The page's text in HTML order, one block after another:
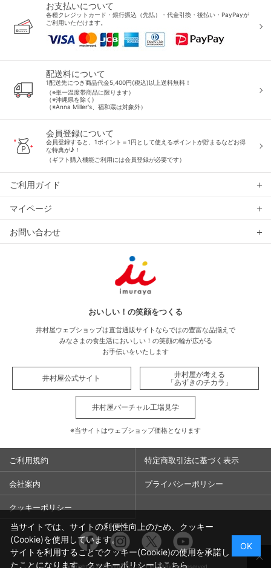
お支払いについて
各種クレジットカード・銀行振込（先払）・代金引換・後払い・PayPayが
ご利用いただけます。
配送料について
1配送先につき商品代金5,400円(税込)以上送料無料！
（※単一温度帯商品に限ります）
（※沖縄県を除く)
（※Anna Miller's、福和蔵は対象外）
会員登録について
会員登録すると、1ポイント＝1円として使えるポイントが貯まるなどお得
な特典が♪！
（ギフト購入機能ご利用には会員登録が必要です）
ご利用ガイド
マイページ
お問い合わせ
おいしい！の笑顔をつくる
井村屋ウェブショップは直営通販サイトならではの豊富な品揃えで
みなさまの食生活においしい！の笑顔の輪が広がる
お手伝いをいたします
井村屋公式サイト
井村屋が考える
「あずきのチカラ」
井村屋バーチャル工場見学
※当サイトはウェブショップ価格となります
ご利用規約 特定商取引法に基づく表示
会社案内 プライバシーポリシー
クッキーポリシー
FacebookInstagramTwitter
Copyright © 2026Imuraya Co., Ltd. All Rights Reserved.
当サイトでは、サイトの利便性向上のため、クッキー
(Cookie)を使用しています。
サイトを利用することでクッキー(Cookie)の使用を承諾し
たことになります。クッキーポリシーはこちら
OK